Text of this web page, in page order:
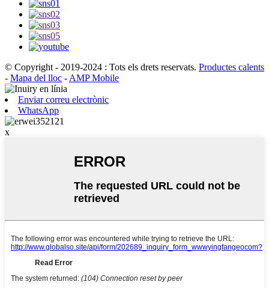
© Copyright - 2019-2024 : Tots els drets reservats. Productes calents
- Mapa del lloc - AMP Mobile
Enviar correu electrònic
WhatsApp
x